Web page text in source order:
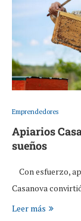
Emprendedores
Apiarios
sueños
Con esfuerzo,
Casanova
Leer más